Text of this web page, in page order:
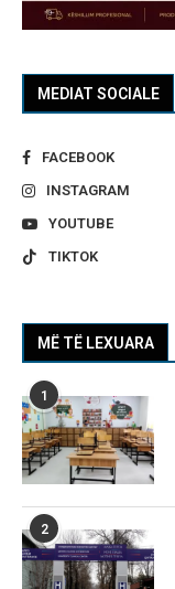
MEDIAT SOCIALE
FACEBOOK
INSTAGRAM
YOUTUBE
TIKTOK
MË TË LEXUARA
1
2